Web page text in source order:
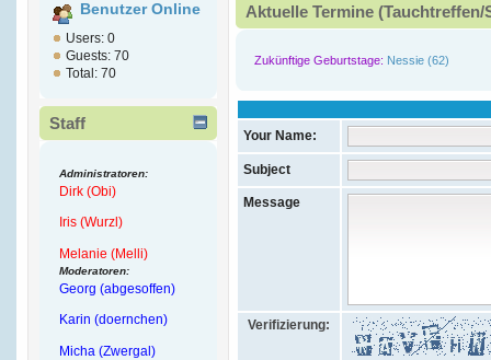
Benutzer Online
Users: 0
Guests: 70
Total: 70
Staff
Administratoren:
Dirk (Obi)
Iris (Wurzl)
Melanie (Melli)
Moderatoren:
Georg (abgesoffen)
Karin (doernchen)
Micha (Zwergal)
Aktuelle Termine
Zukünftige Geburtstage: Nessie (62)
Your Name:
Subject
Message
Verifizierung: